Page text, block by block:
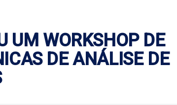
UM WORKSHOP DE
DE ANÁLISE DE